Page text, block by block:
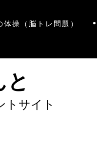
体操（脳トレ問題）
トサイト